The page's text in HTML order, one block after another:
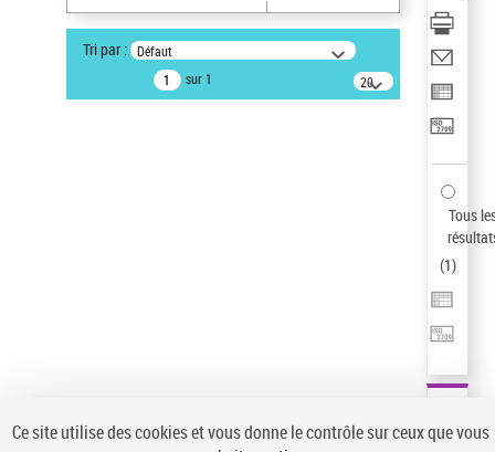
Type de notice d'autorité
Titre uniforme musical
Auteur d’œuvre
Tri par : Défaut
sur 1
20
résultats/page
Tous
(1)
Ce site utilise des cookies et vous donne le contrôle sur ceux que vous